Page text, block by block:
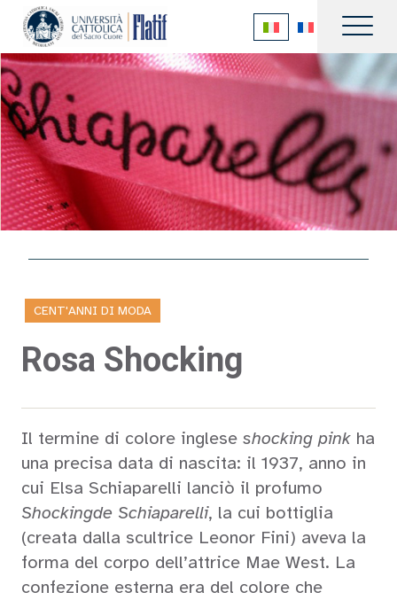
CENT'ANNI DI MODA
Rosa Shocking
Il termine di colore inglese shocking pink ha
una precisa data di nascita: il 1937, anno in
cui Elsa Schiaparelli lanciò il profumo
Shockingde Schiaparelli, la cui bottiglia
(creata dalla scultrice Leonor Fini) aveva la
forma del corpo dell’attrice Mae West. La
confezione esterna era del colore che